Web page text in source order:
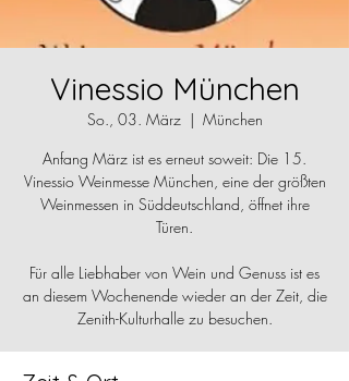
Vinessio München
So., 03. März
  |
München
Anfang März ist es erneut soweit: Die 15.
Vinessio Weinmesse München, eine der größten
Weinmessen in Süddeutschland, öffnet ihre
Türen.
Für alle Liebhaber von Wein und Genuss ist es
an diesem Wochenende wieder an der Zeit, die
Zenith-Kulturhalle zu besuchen.